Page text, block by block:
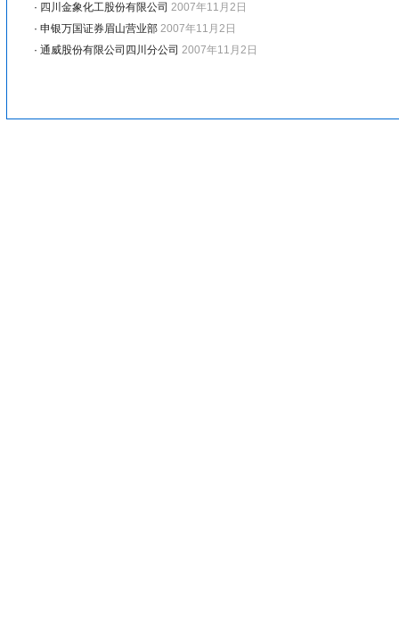
· 四川金象化工股份有限公司 2007年11月2日
· 申银万国证券眉山营业部 2007年11月2日
· 通威股份有限公司四川分公司 2007年11月2日